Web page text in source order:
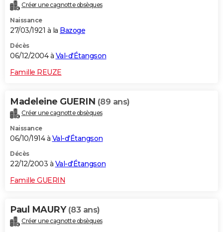
Créer une cagnotte obsèques
Naissance
27/03/1921 à la Bazoge
Décès
06/12/2004 à Val-d'Étangson
Famille REUZE
Madeleine GUERIN (89 ans)
Créer une cagnotte obsèques
Naissance
06/10/1914 à Val-d'Étangson
Décès
22/12/2003 à Val-d'Étangson
Famille GUERIN
Paul MAURY (83 ans)
Créer une cagnotte obsèques